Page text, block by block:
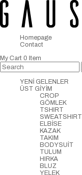
Homepage
Contact
My Cart 0 Item
YENİ GELENLER
ÜST GİYİM
CROP
GÖMLEK
TSHIRT
SWEATSHIRT
ELBİSE
KAZAK
TAKIM
BODYSUİT
TULUM
HIRKA
BLUZ
YELEK